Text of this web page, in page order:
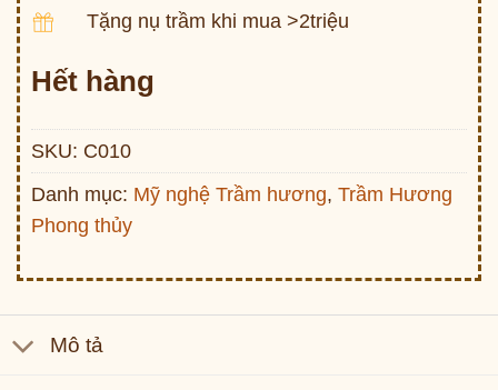
Tặng nụ trầm khi mua >2triệu
Hết hàng
SKU: C010
Danh mục: Mỹ nghệ Trầm hương, Trầm Hương
Phong thủy
Mô tả